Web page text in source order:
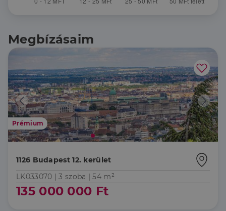
Megbízásaim
Prémium
1126 Budapest 12. kerület
LK033070 |3 szoba | 54 m²
135 000 000 Ft